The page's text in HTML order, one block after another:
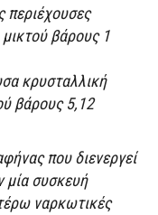
περιέχουσες
βάρους 1
κρυσταλλική
βάρους 5,12
που διενεργεί
μία συσκευή
ναρκωτικές